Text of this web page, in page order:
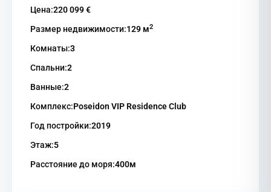
Цена:220 099 €
Размер недвижимости:129 м2
Комнаты:3
Спальни:2
Ванные:2
Комплекс:Poseidon VIP Residence Club
Год постройки:2019
Этаж:5
Расстояние до моря:400м